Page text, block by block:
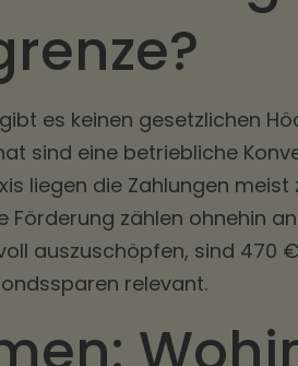
es keinen gesetzlichen
sind eine betriebliche
liegen die Zahlungen
zählen ohnehin
auszuschöpfen, sind 470
relevant.